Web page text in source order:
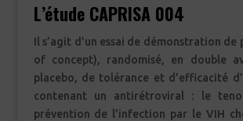
L’étude CAPRISA 004
Il s’agit d’un essai de démonstration
of concept), randomisé, en double
placebo, de tolérance et d’efficacité
contenant un antirétroviral : le
prévention de l’infection par le VIH